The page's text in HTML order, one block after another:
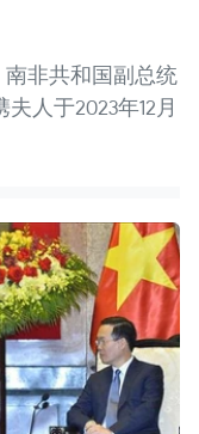
非共和国副总统
人于2023年12月